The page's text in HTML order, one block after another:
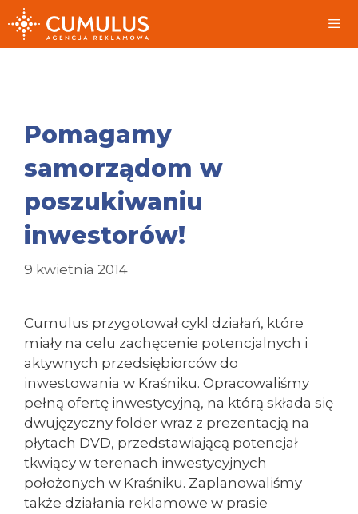
Przeskocz
do
treści
Pomagamy
samorządom w
poszukiwaniu
inwestorów!
9 kwietnia 2014
Cumulus przygotował cykl działań, które
miały na celu zachęcenie potencjalnych i
aktywnych przedsiębiorców do
inwestowania w Kraśniku. Opracowaliśmy
pełną ofertę inwestycyjną, na którą składa się
dwujęzyczny folder wraz z prezentacją na
płytach DVD, przedstawiającą potencjał
tkwiący w terenach inwestycyjnych
położonych w Kraśniku. Zaplanowaliśmy
także działania reklamowe w prasie